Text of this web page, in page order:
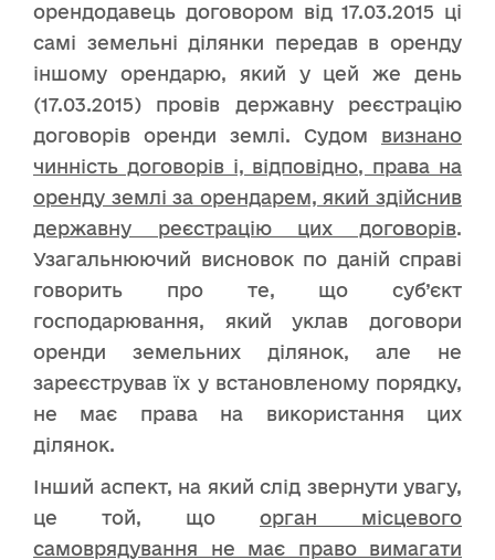
орендодавець договором від 17.03.2015 ці
самі земельні ділянки передав в оренду
іншому орендарю, який у цей же день
(17.03.2015) провів державну реєстрацію
договорів оренди землі. Судом визнано
чинність договорів і, відповідно, права на
оренду землі за орендарем, який здійснив
державну реєстрацію цих договорів.
Узагальнюючий висновок по даній справі
говорить про те, що суб’єкт
господарювання, який уклав договори
оренди земельних ділянок, але не
зареєстрував їх у встановленому порядку,
не має права на використання цих
ділянок.
Інший аспект, на який слід звернути увагу,
це той, що орган місцевого
самоврядування не має право вимагати